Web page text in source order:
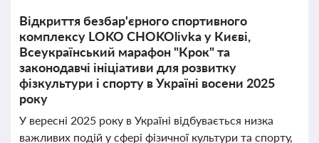
Відкриття безбар'єрного спортивного
комплексу LOKO CHOKOlivka у Києві,
Всеукраїнський марафон "Крок" та
законодавчі ініціативи для розвитку
фізкультури і спорту в Україні восени 2025
року
У вересні 2025 року в Україні відбувається низка
важливих подій у сфері фізичної культури та спорту,